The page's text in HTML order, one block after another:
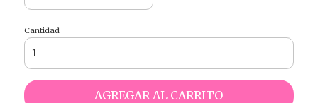
Cantidad
AGREGAR AL CARRITO